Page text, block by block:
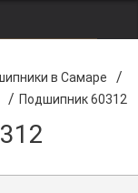
в Самаре /
/ Подшипник 60312